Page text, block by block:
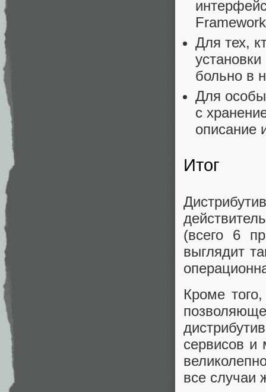
Для тех,
больно в
Для
с
описание
Итог
(всего 6
выглядит
Кроме
сервисов и
все случаи